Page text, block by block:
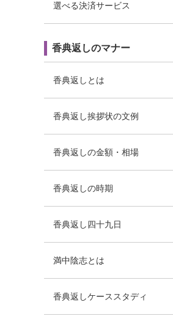
選べる決済サービス
香典返しのマナー
香典返しとは
香典返し挨拶状の文例
香典返しの金額・相場
香典返しの時期
香典返し四十九日
満中陰志とは
香典返しケーススタディ